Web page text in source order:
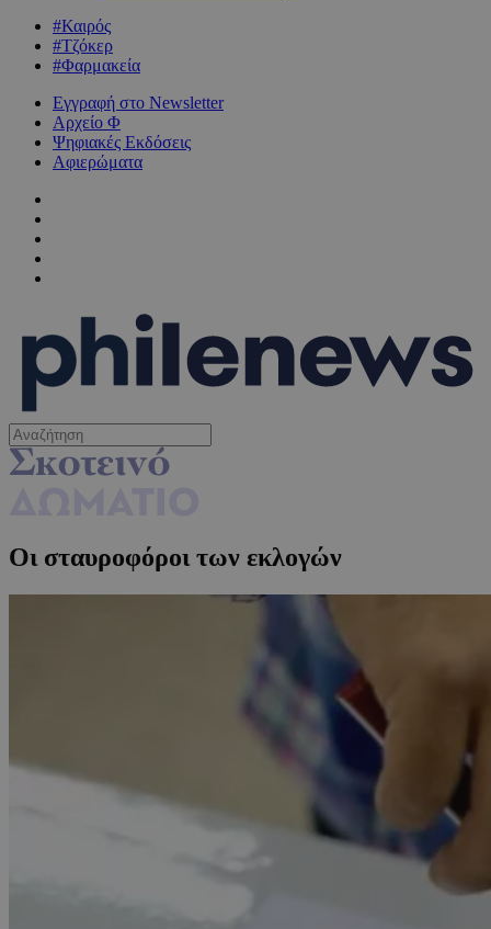
#Καιρός
#Τζόκερ
#Φαρμακεία
Εγγραφή στο Newsletter
Αρχείο Φ
Ψηφιακές Εκδόσεις
Αφιερώματα
Οι σταυροφόροι των εκλογών